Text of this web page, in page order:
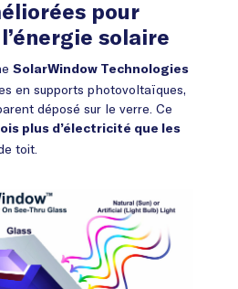
pour
solaire
SolarWindow Technologies
en supports photovoltaïques,
déposé sur le verre. Ce
plus d’électricité que les
toit.